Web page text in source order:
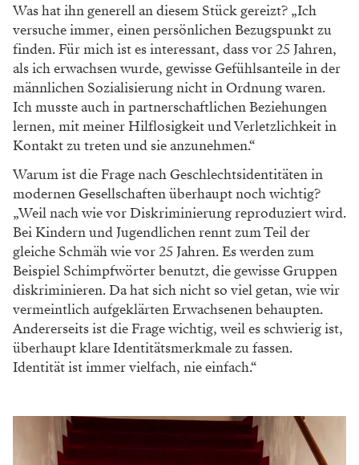
Was hat ihn generell an diesem Stück gereizt? „Ich
versuche immer, einen persönlichen Bezugspunkt zu
finden. Für mich ist es interessant, dass vor 25 Jahren,
als ich erwachsen wurde, gewisse Gefühlsanteile in der
männlichen Sozialisierung nicht in Ordnung waren.
Ich musste auch in partnerschaftlichen Beziehungen
lernen, mit meiner Hilflosigkeit und Verletzlichkeit in
Kontakt zu treten und sie anzunehmen.“
Warum ist die Frage nach Geschlechtsidentitäten in
modernen Gesellschaften überhaupt noch wichtig?
„Weil nach wie vor Diskriminierung reproduziert wird.
Bei Kindern und Jugendlichen rennt zum Teil der
gleiche Schmäh wie vor 25 Jahren. Es werden zum
Beispiel Schimpfwörter benutzt, die gewisse Gruppen
diskriminieren. Da hat sich nicht so viel getan, wie wir
vermeintlich aufgeklärten Erwachsenen behaupten.
Andererseits ist die Frage wichtig, weil es schwierig ist,
überhaupt klare Identitätsmerkmale zu fassen.
Identität ist immer vielfach, nie einfach.“